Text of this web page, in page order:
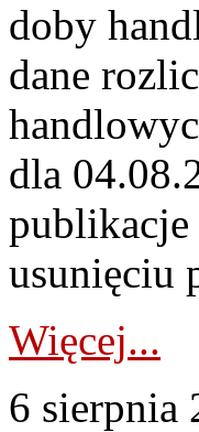
doby
dane
dla
publikacje
usunięciu
Więcej...
6 sierpnia